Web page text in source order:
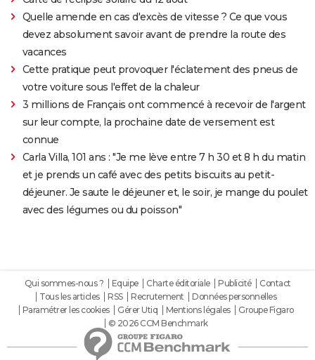
Quelle amende en cas d'excès de vitesse ? Ce que vous
devez absolument savoir avant de prendre la route des
vacances
Cette pratique peut provoquer l'éclatement des pneus de
votre voiture sous l'effet de la chaleur
3 millions de Français ont commencé à recevoir de l'argent
sur leur compte, la prochaine date de versement est
connue
Carla Villa, 101 ans : "Je me lève entre 7 h 30 et 8 h du matin
et je prends un café avec des petits biscuits au petit-
déjeuner. Je saute le déjeuner et, le soir, je mange du poulet
avec des légumes ou du poisson"
Qui sommes-nous ? Equipe Charte éditoriale Publicité
Contact
Tous les articles
RSS Recrutement
Données personnelles
Paramétrer les cookies
Gérer Utiq Mentions légales
Groupe Figaro
© 2026 CCM Benchmark